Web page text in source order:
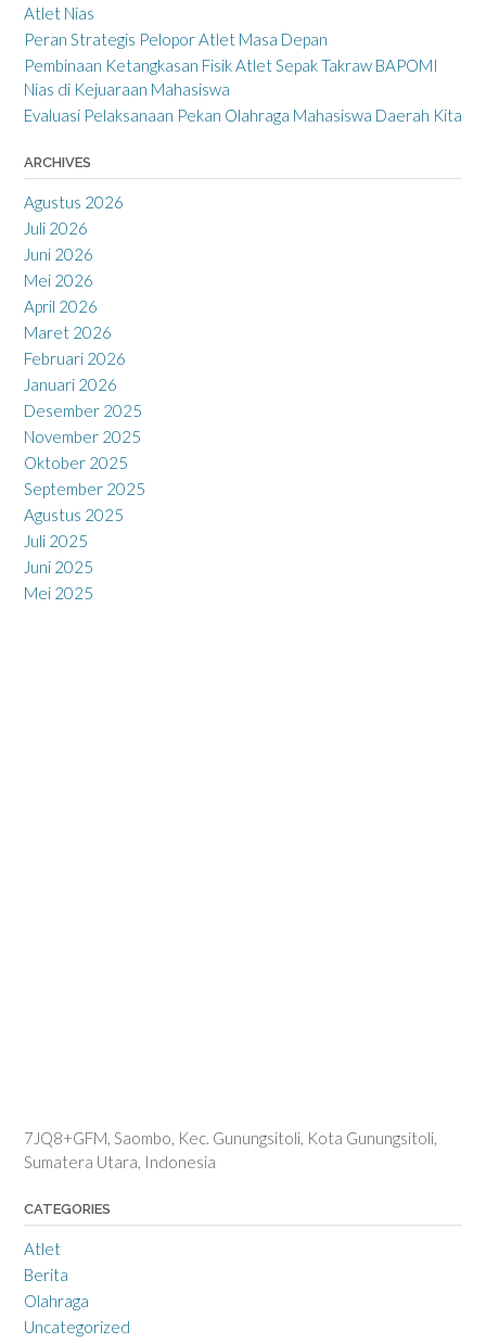
Atlet Nias
Peran Strategis Pelopor Atlet Masa Depan
Pembinaan Ketangkasan Fisik Atlet Sepak Takraw BAPOMI
Nias di Kejuaraan Mahasiswa
Evaluasi Pelaksanaan Pekan Olahraga Mahasiswa Daerah Kita
ARCHIVES
Agustus 2026
Juli 2026
Juni 2026
Mei 2026
April 2026
Maret 2026
Februari 2026
Januari 2026
Desember 2025
November 2025
Oktober 2025
September 2025
Agustus 2025
Juli 2025
Juni 2025
Mei 2025
7JQ8+GFM, Saombo, Kec. Gunungsitoli, Kota Gunungsitoli,
Sumatera Utara, Indonesia
CATEGORIES
Atlet
Berita
Olahraga
Uncategorized